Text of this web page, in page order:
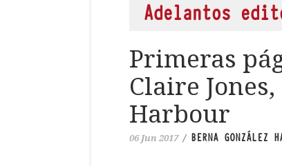
Adelantos
Primeras
Claire
Harbour
06 Jun 2017 / BERNA GONZÁLEZ